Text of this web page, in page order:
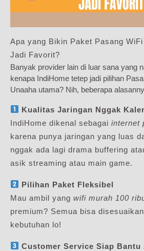
Apa yang Bikin Paket Pasang
Jadi Favorit?
Banyak provider lain di luar sana yang
kenapa IndiHome tetep jadi pilihan
Unaaha utama? Nih, beberapa
Kualitas Jaringan Nggak
IndiHome dikenal sebagai internet
karena punya jaringan yang luas
nggak ada lagi drama buffering
asik streaming atau main game.
Pilihan Paket Fleksibel
Mau ambil yang wifi murah 100
premium? Semua bisa
kebutuhan lo!
Customer Service Siap Bantu